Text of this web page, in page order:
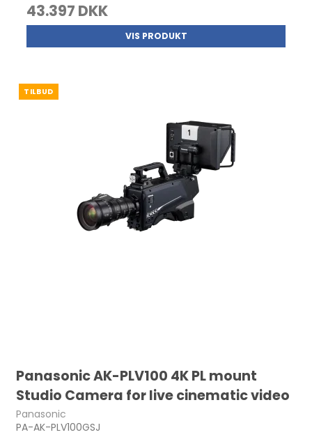
43.397 DKK
VIS PRODUKT
TILBUD
Panasonic AK-PLV100 4K PL mount
Studio Camera for live cinematic video
Panasonic
PA-AK-PLV100GSJ